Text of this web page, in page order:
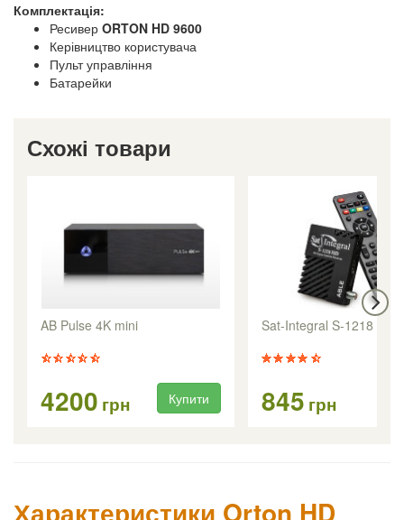
Комплектація:
Ресивер ORTON HD 9600
Керівництво користувача
Пульт управління
Батарейки
Схожі товари
AB Pulse 4K mini
4200 грн Купити
Sat-Integral S-1218 HD
845 грн